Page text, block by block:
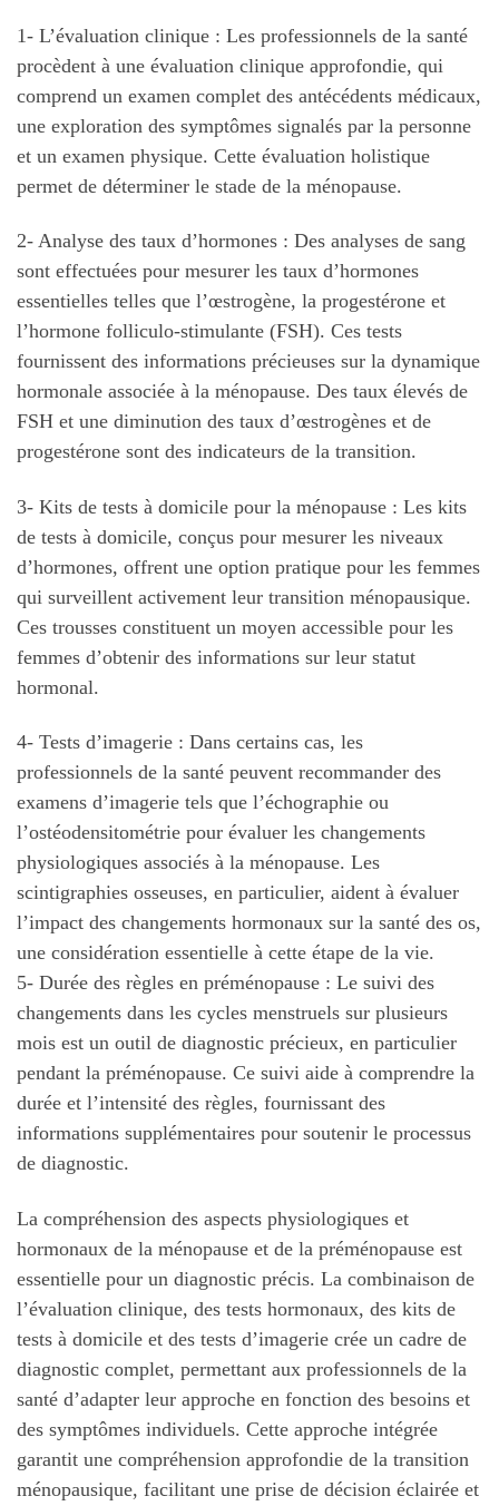
1- L’évaluation clinique : Les professionnels de la santé
procèdent à une évaluation clinique approfondie, qui
comprend un examen complet des antécédents médicaux,
une exploration des symptômes signalés par la personne
et un examen physique. Cette évaluation holistique
permet de déterminer le stade de la ménopause.
2- Analyse des taux d’hormones : Des analyses de sang
sont effectuées pour mesurer les taux d’hormones
essentielles telles que l’œstrogène, la progestérone et
l’hormone folliculo-stimulante (FSH). Ces tests
fournissent des informations précieuses sur la dynamique
hormonale associée à la ménopause. Des taux élevés de
FSH et une diminution des taux d’œstrogènes et de
progestérone sont des indicateurs de la transition.
3- Kits de tests à domicile pour la ménopause : Les kits
de tests à domicile, conçus pour mesurer les niveaux
d’hormones, offrent une option pratique pour les femmes
qui surveillent activement leur transition ménopausique.
Ces trousses constituent un moyen accessible pour les
femmes d’obtenir des informations sur leur statut
hormonal.
4- Tests d’imagerie : Dans certains cas, les
professionnels de la santé peuvent recommander des
examens d’imagerie tels que l’échographie ou
l’ostéodensitométrie pour évaluer les changements
physiologiques associés à la ménopause. Les
scintigraphies osseuses, en particulier, aident à évaluer
l’impact des changements hormonaux sur la santé des os,
une considération essentielle à cette étape de la vie.
5- Durée des règles en préménopause : Le suivi des
changements dans les cycles menstruels sur plusieurs
mois est un outil de diagnostic précieux, en particulier
pendant la préménopause. Ce suivi aide à comprendre la
durée et l’intensité des règles, fournissant des
informations supplémentaires pour soutenir le processus
de diagnostic.
La compréhension des aspects physiologiques et
hormonaux de la ménopause et de la préménopause est
essentielle pour un diagnostic précis. La combinaison de
l’évaluation clinique, des tests hormonaux, des kits de
tests à domicile et des tests d’imagerie crée un cadre de
diagnostic complet, permettant aux professionnels de la
santé d’adapter leur approche en fonction des besoins et
des symptômes individuels. Cette approche intégrée
garantit une compréhension approfondie de la transition
ménopausique, facilitant une prise de décision éclairée et